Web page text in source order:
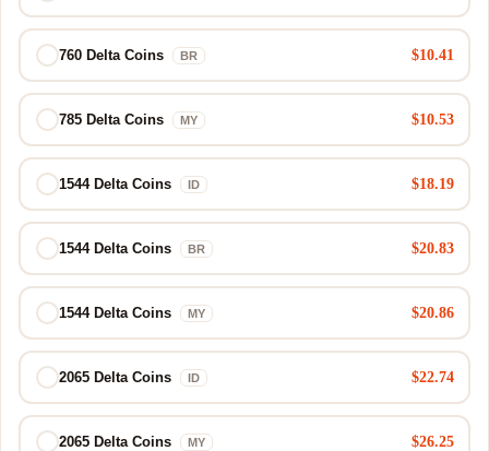
760 Delta Coins BR $10.41
785 Delta Coins MY $10.53
1544 Delta Coins ID $18.19
1544 Delta Coins BR $20.83
1544 Delta Coins MY $20.86
2065 Delta Coins ID $22.74
2065 Delta Coins MY $26.25